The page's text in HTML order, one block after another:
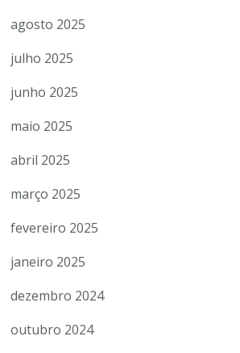
agosto 2025
julho 2025
junho 2025
maio 2025
abril 2025
março 2025
fevereiro 2025
janeiro 2025
dezembro 2024
outubro 2024